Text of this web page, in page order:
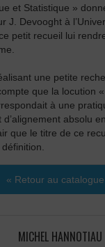
et Statistique »
J. Devooght à
petit recueil lui
une petite
que la locution
à une
absolu
que le titre de ce
« Retour au catalogue
MICHEL HANNOTIAU